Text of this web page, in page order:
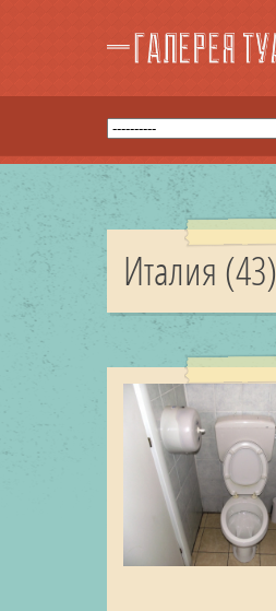
Италия (43)